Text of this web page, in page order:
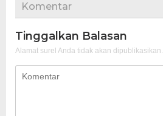
Komentar
Tinggalkan Balasan
Alamat surel Anda tidak akan dipublikasikan.